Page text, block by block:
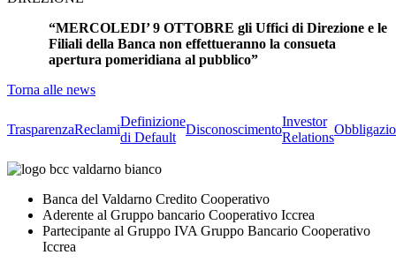
“MERCOLEDI’ 9 OTTOBRE gli Uffici di Direzione e le
Filiali della Banca non effettueranno la consueta
apertura pomeridiana al pubblico”
Torna alle news
TrasparenzaReclami
Definizione
di Default
Disconoscimento
Investor
Relations
Banca del Valdarno Credito Cooperativo
Aderente al Gruppo bancario Cooperativo Iccrea
Partecipante al Gruppo IVA Gruppo Bancario Cooperativo
Iccrea